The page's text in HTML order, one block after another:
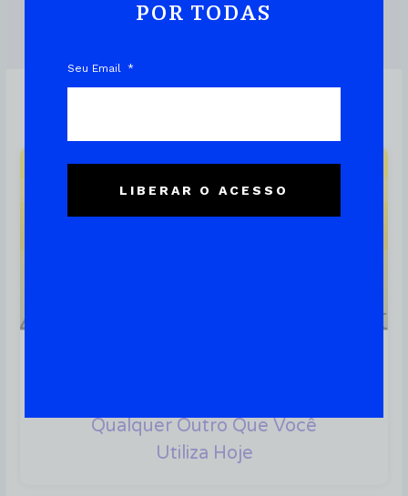
DOWNLOAD DO EBOOK
Qualquer Outro Que Você
Utiliza Hoje
POR TODAS
Seu Email
LIBERAR O ACESSO